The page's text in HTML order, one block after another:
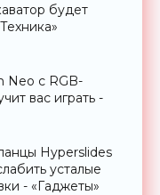
будет
Neo с RGB-
вас играть -
Hyperslides
усталые
- «Гаджеты»